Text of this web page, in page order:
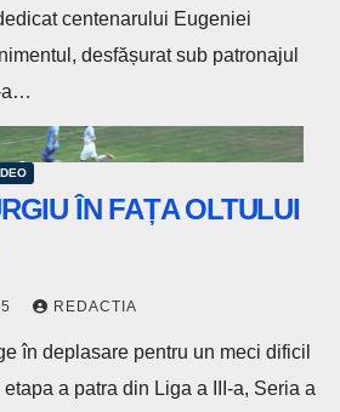
centenarului Eugeniei
desfășurat sub patronajul
a…
ÎN FAȚA OLTULUI
REDACTIA
în deplasare pentru un meci dificil
a patra din Liga a III-a, Seria a